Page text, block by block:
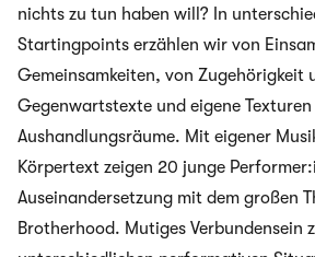
nichts zu tun haben will? In
Startingpoints erzählen wir von
Gemeinsamkeiten, von Zugehörigkeit
Gegenwartstexte und eigene Texturen
Aushandlungsräume. Mit eigener
Körpertext zeigen 20 junge
Auseinandersetzung mit dem großen
Brotherhood. Mutiges Verbundensein